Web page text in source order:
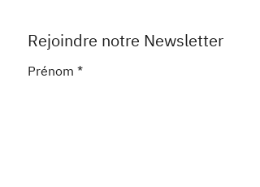
Rejoindre notre Newsletter
Prénom *